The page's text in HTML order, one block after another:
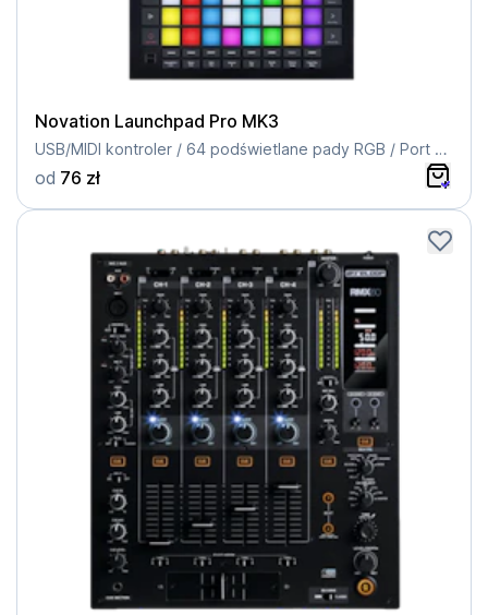
Novation Launchpad Pro MK3
USB/MIDI kontroler / 64 podświetlane pady RGB / Port USB-C / Kompatybilność z Ableton Live
od 76 zł